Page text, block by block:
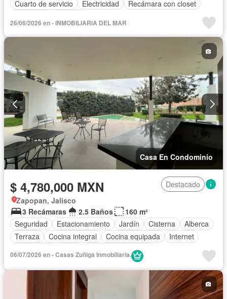
Cuarto de servicio
Electricidad
Recámara con closet
26/06/2026 en - INMOBILIARIA DEL MAR
Casa En Condominio
$ 4,780,000 MXN
Destacado
Zapopan, Jalisco
3 Recámaras
2.5 Baños
160 m²
Seguridad
Estacionamiento Jardín Cisterna
Alberca
Terraza
Cocina integral Cocina equipada
Internet
Cuarto de Limpieza
Zonas verdes
Recámara con closet
Caseta de vigilancia Sin amueblar
06/07/2026 en - Casas Zuñiga Inmobiliaria.